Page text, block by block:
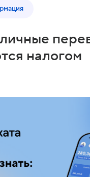
налогом